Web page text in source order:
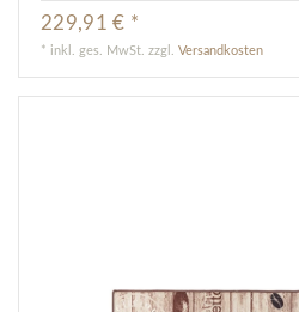
229,91 € *
* inkl. ges. MwSt. zzgl.Versandkosten